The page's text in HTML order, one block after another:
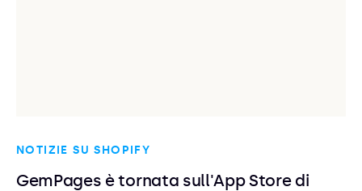
NOTIZIE SU SHOPIFY
GemPages è tornata sull'App Store di